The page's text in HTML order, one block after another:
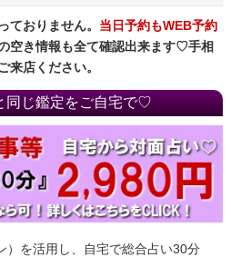
ておりません。 当日予約もWEB予約
空き情報も全て確認出来ます♡手相
来店ください。
同じ鑑定をご自宅で♡
）を活用し、自宅で総合占い30分